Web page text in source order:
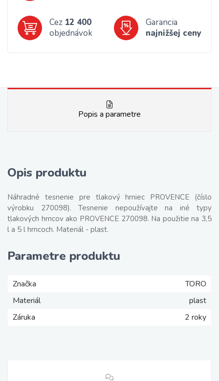
Cez 12 400
objednávok
Garancia
najnižšej ceny
Popis a parametre
Opis produktu
Náhradné tesnenie pre tlakový hrniec PROVENCE (číslo
výrobku 270098). Tesnenie nepoužívajte na iné typy
tlakových hrncov ako PROVENCE 270098. Na použitie na 3,5
l a 5 l hrncoch. Materiál - plast.
Parametre produktu
Značka
TORO
Materiál
plast
Záruka
2 roky